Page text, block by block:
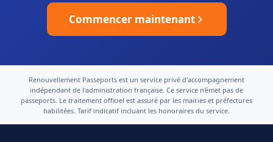
Commencer maintenant
Renouvellement Passeports est un service privé d'accompagnement
indépendant de l'administration française. Ce service n'émet pas de
passeports. Le traitement officiel est assuré par les mairies et préfectures
habilitées. Tarif indicatif incluant les honoraires du service.